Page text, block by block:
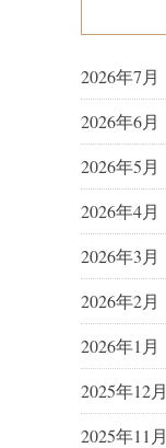
2026年7月
2026年6月
2026年5月
2026年4月
2026年3月
2026年2月
2026年1月
2025年12月
2025年11月